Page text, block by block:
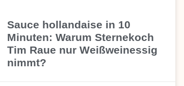
Sauce hollandaise in 10
Minuten: Warum Sternekoch
Tim Raue nur Weißweinessig
nimmt?